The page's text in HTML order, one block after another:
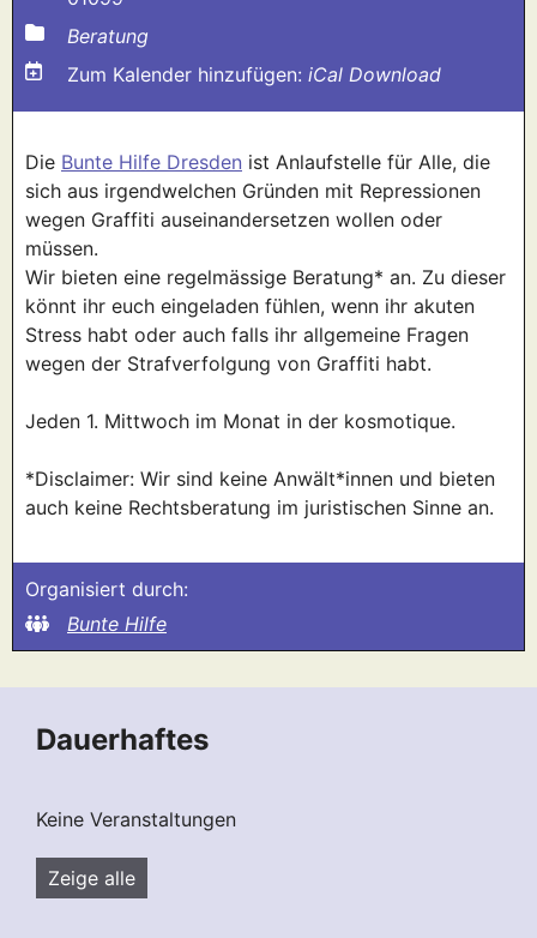
Beratung
Zum Kalender hinzufügen: iCal Download
Die Bunte Hilfe Dresden ist Anlaufstelle für Alle, die
sich aus irgendwelchen Gründen mit Repressionen
wegen Graffiti auseinandersetzen wollen oder
müssen.
Wir bieten eine regelmässige Beratung* an. Zu dieser
könnt ihr euch eingeladen fühlen, wenn ihr akuten
Stress habt oder auch falls ihr allgemeine Fragen
wegen der Strafverfolgung von Graffiti habt.
Jeden 1. Mittwoch im Monat in der kosmotique.
*Disclaimer: Wir sind keine Anwält*innen und bieten
auch keine Rechtsberatung im juristischen Sinne an.
Organisiert durch:
Bunte Hilfe
Dauerhaftes
Keine Veranstaltungen
Zeige alle